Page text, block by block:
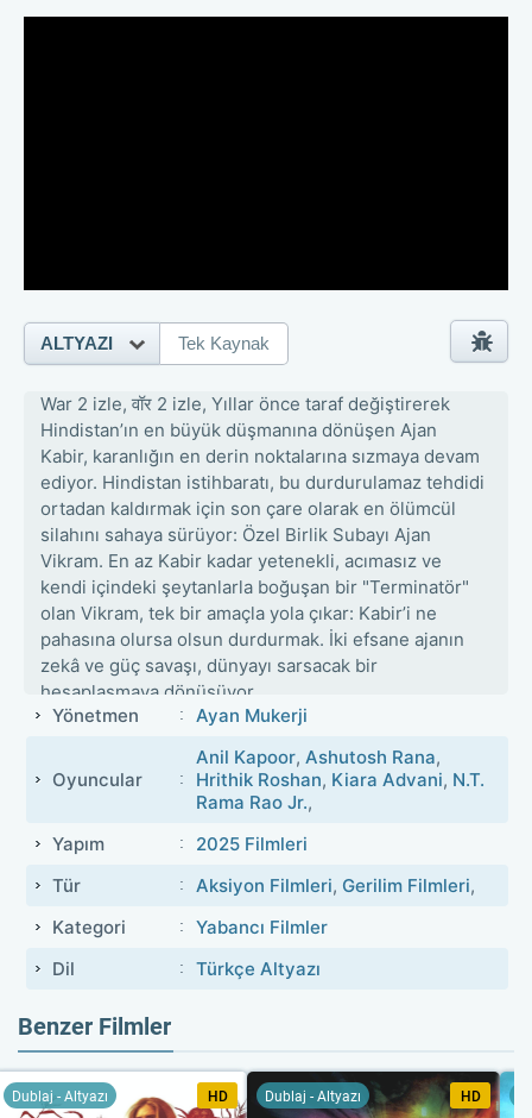
War 2 izle, वॉर 2 izle, Yıllar önce taraf değiştirerek
Hindistan’ın en büyük düşmanına dönüşen Ajan
Kabir, karanlığın en derin noktalarına sızmaya devam
ediyor. Hindistan istihbaratı, bu durdurulamaz tehdidi
ortadan kaldırmak için son çare olarak en ölümcül
silahını sahaya sürüyor: Özel Birlik Subayı Ajan
Vikram. En az Kabir kadar yetenekli, acımasız ve
kendi içindeki şeytanlarla boğuşan bir "Terminatör"
olan Vikram, tek bir amaçla yola çıkar: Kabir’i ne
pahasına olursa olsun durdurmak. İki efsane ajanın
zekâ ve güç savaşı, dünyayı sarsacak bir
hesaplaşmaya dönüşüyor.
Yönetmen
Ayan Mukerji
Oyuncular
Anil Kapoor, Ashutosh Rana,
Hrithik Roshan, Kiara Advani, N.T.
Rama Rao Jr.,
Yapım
2025 Filmleri
Tür
Aksiyon Filmleri, Gerilim Filmleri,
Kategori
Yabancı Filmler
Dil
Türkçe Altyazı
ALTYAZI Tek Kaynak
Benzer Filmler
Dublaj - Altyazı HD Dublaj - Altyazı HD